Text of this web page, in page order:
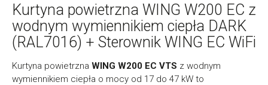
Kurtyna powietrzna WING W200 EC z
wodnym wymiennikiem ciepła DARK
(RAL7016) + Sterownik WING EC WiFi
Kurtyna powietrzna WING W200 EC VTS z wodnym
wymiennikiem ciepła o mocy od 17 do 47 kW to